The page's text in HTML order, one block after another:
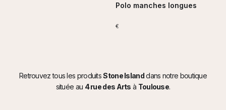
Polo manches longues
€
Retrouvez tous les produitsStone Islanddans notre boutique
située au 4 rue des Arts à Toulouse.